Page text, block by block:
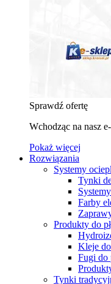
Sprawdź ofertę
Wchodząc na nasz
Pokaż więcej
Rozwiązania
Systemy
Tynki
Farby
Produkty do
Kleje
Fugi do
Tynki